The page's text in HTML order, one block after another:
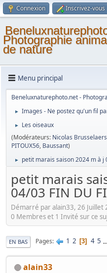
Connexion Inscrivez-vous
Photographie
de nature
Menu principal
Beneluxnaturephoto.net -
► Images - Ne postez qu'un fil
►
Les oiseaux
(Modérateurs: Nicolas Brusselaers
PITOUX56, Baussant)
► petit marais saison 2024 m à j
petit marais
04/03 FIN DU
Démarré par alain33, 26 Juillet
0 Membres et 1 Invité sur ce
EN BAS Pages 1 2 3 4 5
alain33